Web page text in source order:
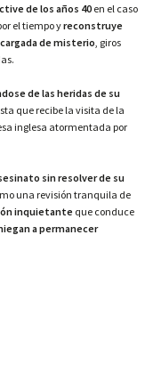
de los años 40 en el caso
el tiempo yreconstruye
de misterio, giros
de las heridas de su
que recibe la visita de la
inglesa atormentada por
sin resolver de su
una revisión tranquila de
inquietante que conduce
a permanecer